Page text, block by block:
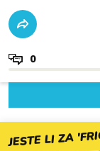
0
JESTE LI ZA